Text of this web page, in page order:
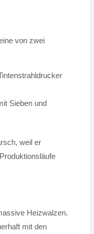
von zwei
Sieben und
weil er
Heizwalzen.
mit den